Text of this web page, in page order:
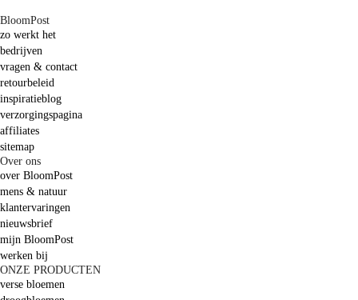
BloomPost
zo werkt het
bedrijven
vragen & contact
retourbeleid
inspiratieblog
verzorgingspagina
affiliates
sitemap
Over ons
over BloomPost
mens & natuur
klantervaringen
nieuwsbrief
mijn BloomPost
werken bij
ONZE PRODUCTEN
verse bloemen